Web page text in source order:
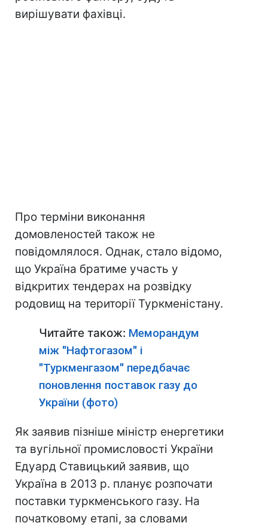
вирішувати фахівці.
Про терміни виконання
домовленостей також не
повідомлялося. Однак, стало відомо,
що Україна братиме участь у
відкритих тендерах на розвідку
родовищ на території Туркменістану.
Читайте також: Меморандум
між "Нафтогазом" і
"Туркменгазом" передбачає
поновлення поставок газу до
України (фото)
Як заявив пізніше міністр енергетики
та вугільної промисловості України
Едуард Ставицький заявив, що
Україна в 2013 р. планує розпочати
поставки туркменського газу. На
початковому етапі, за словами